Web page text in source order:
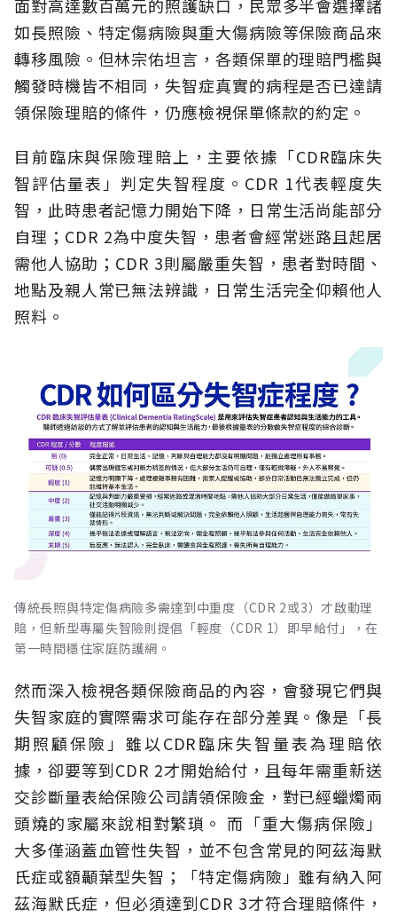
面對高達數百萬元的照護缺口，民眾多半會選擇諸
如長照險、特定傷病險與重大傷病險等保險商品來
轉移風險。但林宗佑坦言，各類保單的理賠門檻與
觸發時機皆不相同，失智症真實的病程是否已達請
領保險理賠的條件，仍應檢視保單條款的約定。
目前臨床與保險理賠上，主要依據「CDR臨床失
智評估量表」判定失智程度。CDR 1代表輕度失
智，此時患者記憶力開始下降，日常生活尚能部分
自理；CDR 2為中度失智，患者會經常迷路且起居
需他人協助；CDR 3則屬嚴重失智，患者對時間、
地點及親人常已無法辨識，日常生活完全仰賴他人
照料。
傳統長照與特定傷病險多需達到中重度（CDR 2或3）才啟動理
賠，但新型專屬失智險則提倡「輕度（CDR 1）即早給付」，在
第一時間穩住家庭防護網。
然而深入檢視各類保險商品的內容，會發現它們與
失智家庭的實際需求可能存在部分差異。像是「長
期照顧保險」雖以CDR臨床失智量表為理賠依
據，卻要等到CDR 2才開始給付，且每年需重新送
交診斷量表給保險公司請領保險金，對已經蠟燭兩
頭燒的家屬來說相對繁瑣。 而「重大傷病保險」
大多僅涵蓋血管性失智，並不包含常見的阿茲海默
氏症或額顳葉型失智；「特定傷病險」雖有納入阿
茲海默氏症，但必須達到CDR 3才符合理賠條件，